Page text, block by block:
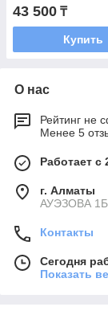
43 500 ₸
Купить
О нас
Рейтинг не
Менее 5
Работает с
г. Алматы
АУЭЗОВА
Контакты
Сегодня
Показать